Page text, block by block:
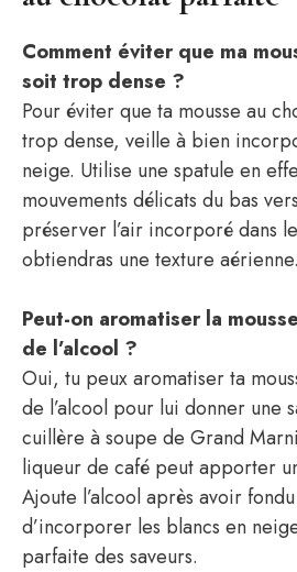
Comment éviter que ma
soit trop dense ?
Pour éviter que ta mousse au
trop dense, veille à bien
neige. Utilise une spatule en
mouvements délicats du bas
préserver l’air incorporé dans
obtiendras une texture aérienne.
Peut-on aromatiser la
de l’alcool ?
Oui, tu peux aromatiser ta
de l’alcool pour lui donner une
cuillère à soupe de Grand
liqueur de café peut apporter
Ajoute l’alcool après avoir
d’incorporer les blancs en
parfaite des saveurs.